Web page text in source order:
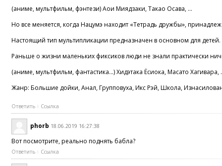
(аниме, мультфильм, фэнтези) Аои Миядзаки, Такао Осава, ...
Но все меняется, когда Нацумэ находит «Тетрадь дружбы»,
Настоящий тип мультипликации предназначен в основном для
Раньше о жизни маленьких фиксиков люди не знали практически
(аниме, мультфильм, фантастика...) Хидэтака Ёсиока, Масато Хагивара,
Жанр: Большие дойки, Анал, Групповуха, Икс Рэй, Школа,
Ответить Ссылка
phorb 18.06.2019 16:27:38
Вот посмотрите, реально поднять бабла?
Ответить Ссылка